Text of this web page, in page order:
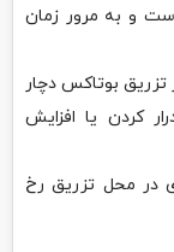
و به مرور زمان
بوتاکس دچار
کردن یا افزایش
در محل تزریق رخ